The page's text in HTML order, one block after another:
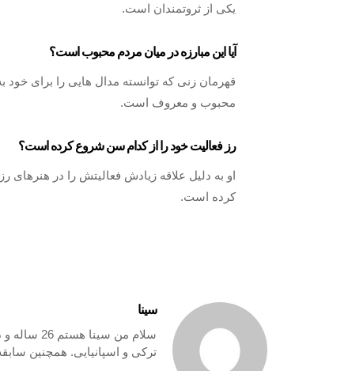
یکی از ثروتمندان است.
آیا این مبارزه در میان مردم محبوب است؟
قهرمان زنی که توانسته مدال هایی را برای خود
محبوب و معروف است.
رز فعالیت خود را از کدام سن شروع کرده است؟
او به دلیل علاقه زیادش فعالیتش را در
کرده است.
سینا
سلام من
ترکی و اسپانیایی. همچنین